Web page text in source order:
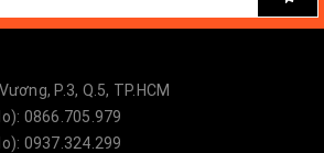
10 năm, chủ xe cũng "tranh thủ" đại tu
thất xe được tháo ra để đi lại đường dây
đường ron, thay cả vô lăng xe đời mới.
hiện các công đoạn sơn, đánh bóng, gắn
P.3, Q.5, TP.HCM
0866.705.979
0937.324.299